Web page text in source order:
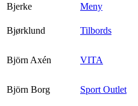
Bjerke
Meny
Bjørklund Tilbords
Björn Axén
VITA
Björn Borg Sport Outlet